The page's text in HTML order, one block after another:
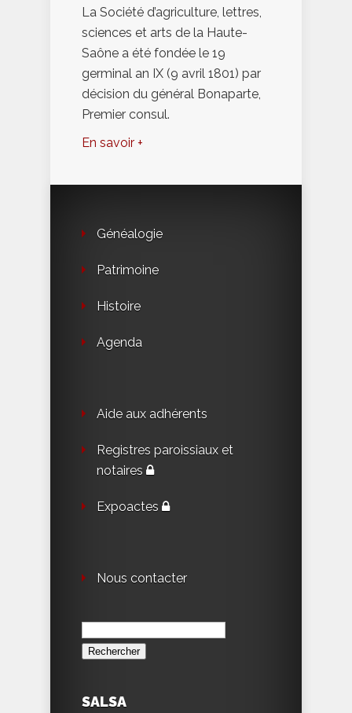
La Société d’agriculture, lettres,
sciences et arts de la Haute-
Saône a été fondée le 19
germinal an IX (9 avril 1801) par
décision du général Bonaparte,
Premier consul.
En savoir +
Généalogie
Patrimoine
Histoire
Agenda
Aide aux adhérents
Registres paroissiaux et
notaires
Expoactes
Nous contacter
Rechercher :
SALSA